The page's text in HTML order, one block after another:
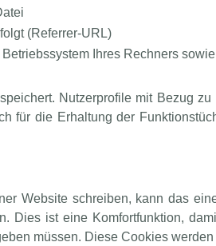
(Referrer-URL)
Ihres Rechners sowie
Nutzerprofile mit Bezug
für die Erhaltung der
Website schreiben, kann das
Dies ist eine Komfortfunktion,
müssen. Diese Cookies